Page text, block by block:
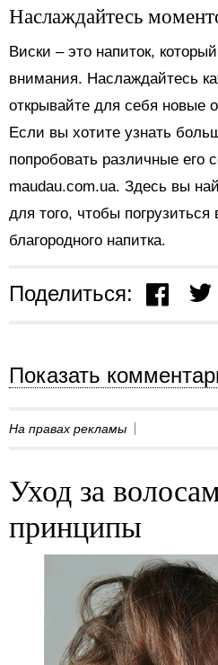
Наслаждайтесь
Виски – это напиток,
внимания. Наслаждайтесь
открывайте для себя новые
Если вы хотите узнать
попробовать различные его
maudau.com.ua. Здесь вы
для того, чтобы погрузиться
благородного напитка.
Поделиться:
Показать
На правах рекламы
Уход за
принципы